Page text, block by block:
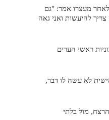
מעצרו אמר: "גם
להיעשות ואני גאה
ראשי הערים
לא עשה לו דבר,
38 בפעולת הרצח, מול בלתי